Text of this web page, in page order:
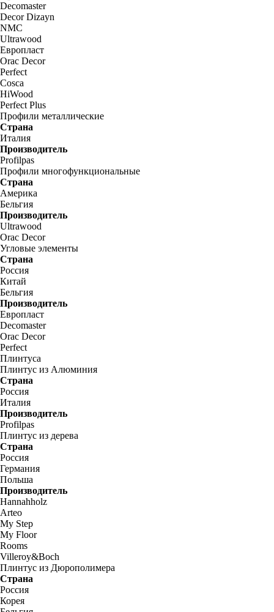
Decomaster
Decor Dizayn
NMC
Ultrawood
Европласт
Orac Decor
Perfect
Cosca
HiWood
Perfect Plus
Профили металлические
Страна
Италия
Производитель
Profilpas
Профили многофункциональные
Страна
Америка
Бельгия
Производитель
Ultrawood
Orac Decor
Угловые элементы
Страна
Россия
Китай
Бельгия
Производитель
Европласт
Decomaster
Orac Decor
Perfect
Плинтуса
Плинтус из Алюминия
Страна
Россия
Италия
Производитель
Profilpas
Плинтус из дерева
Страна
Россия
Германия
Польша
Производитель
Hannahholz
Arteo
My Step
My Floor
Rooms
Villeroy&Boch
Плинтус из Дюрополимера
Страна
Россия
Корея